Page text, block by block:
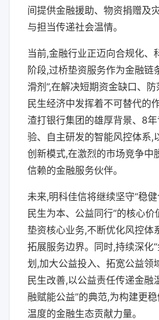
间提供金融援助、物资捐赠及
与担当传递社会温情。
当前,金融行业正迈向合规化、
阶段,过桥垫资服务作为金融链
滑剂”,在解决短期资金缺口、
民生经济中发挥着不可替代的
渣打银行集团的雄厚背景、8
验、自主研发的智能风控体系,
创新模式,在激烈的市场竞争中
信赖的金融服务伙伴。
未来,明科佳信将继续坚守“稳健
民生为本、公益同行”的核心
垫资核心业务,不断优化风控体
拓展服务边界。同时,持续深化“
划,加大公益投入、拓宽公益领
民生改善,以公益责任传递金融
融赋能公益”的典范,为构建更
温度的金融生态贡献力量。